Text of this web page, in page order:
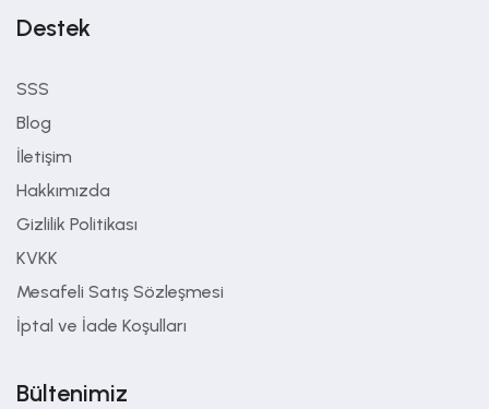
Destek
SSS
Blog
İletişim
Hakkımızda
Gizlilik Politikası
KVKK
Mesafeli Satış Sözleşmesi
İptal ve İade Koşulları
Bültenimiz